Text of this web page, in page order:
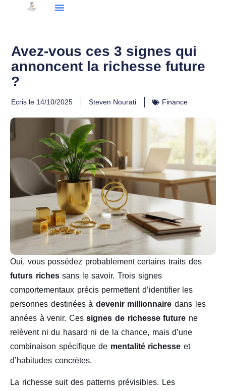
Avez-vous ces 3 signes qui
annoncent la richesse future
?
Ecris le 14/10/2025 Steven Nourati Finance
Oui, vous possédez probablement certains traits des
futurs richessans le savoir. Trois signes
comportementaux précis permettent d’identifier les
personnes destinées à devenir millionnaire dans les
années à venir. Cessignes de richesse future ne
relèvent ni du hasard ni de la chance, mais d’une
combinaison spécifique de mentalité richesse et
d’habitudes concrètes.
La richesse suit des patterns prévisibles. Les